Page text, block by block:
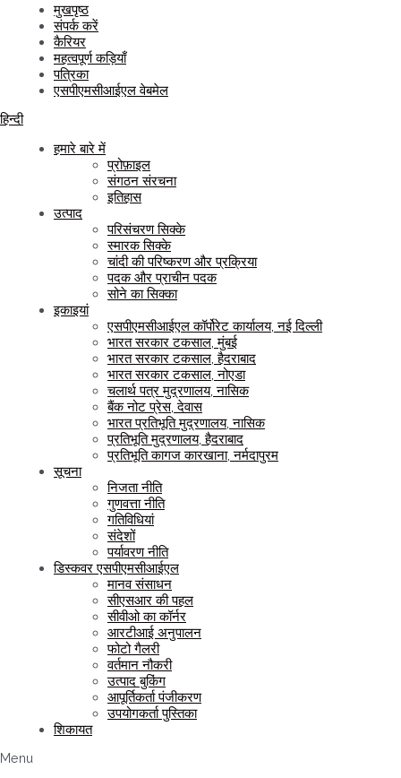
मुखपृष्ठ
संपर्क करें
कैरियर
महत्वपूर्ण कड़ियाँ
पत्रिका
एसपीएमसीआईएल वेबमेल
हिन्दी
हमारे बारे में
प्रोफ़ाइल
संगठन संरचना
इतिहास
उत्पाद
परिसंचरण सिक्के
स्मारक सिक्के
चांदी की परिष्करण और प्रक्रिया
पदक और प्राचीन पदक
सोने का सिक्का
इकाइयां
एसपीएमसीआईएल कॉर्पोरेट कार्यालय, नई दिल्ली
भारत सरकार टकसाल, मुंबई
भारत सरकार टकसाल, हैदराबाद
भारत सरकार टकसाल, नोएडा
चलार्थ पत्र मुद्रणालय, नासिक
बैंक नोट प्रेस, देवास
भारत प्रतिभूति मुद्रणालय, नासिक
प्रतिभूति मुद्रणालय, हैदराबाद
प्रतिभूति कागज कारखाना, नर्मदापुरम
सूचना
निजता नीति
गुणवत्ता नीति
गतिविधियां
संदेशों
पर्यावरण नीति
डिस्कवर एसपीएमसीआईएल
मानव संसाधन
सीएसआर की पहल
सीवीओ का कॉर्नर
आरटीआई अनुपालन
फोटो गैलरी
वर्तमान नौकरी
उत्पाद बुकिंग
आपूर्तिकर्ता पंजीकरण
उपयोगकर्ता पुस्तिका
शिकायत
Menu